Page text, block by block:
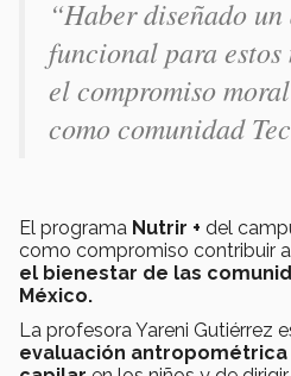
“Haber diseñado
funcional para
el compromiso
como comunidad
El programa Nutrir + del
como compromiso contribuir a
el bienestar de las
México.
La profesora Yareni Gutiérrez
evaluación